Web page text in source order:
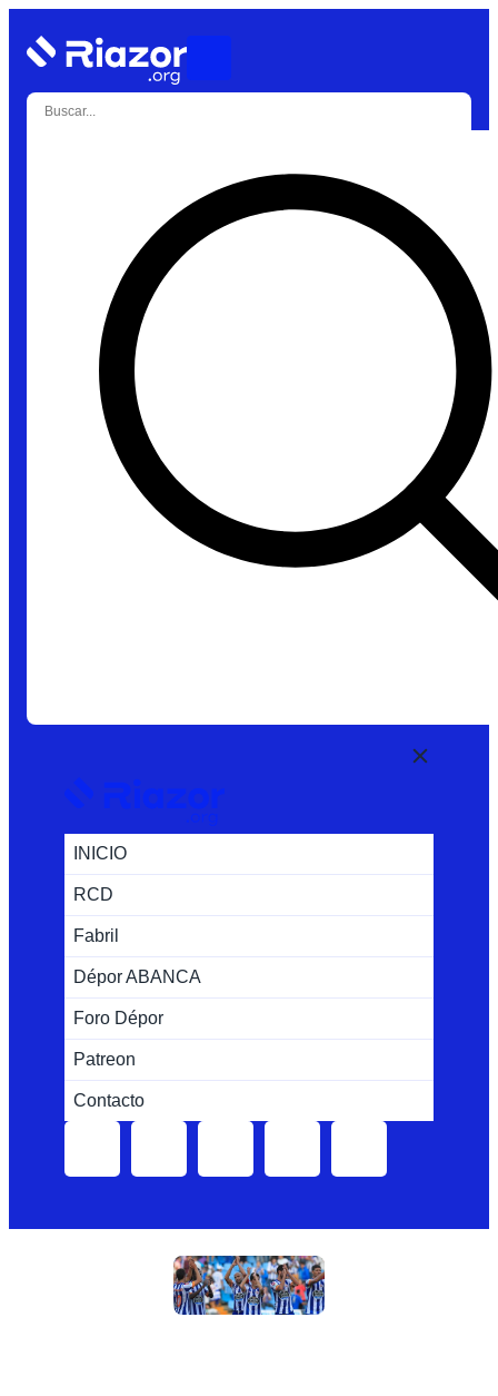
INICIO
RCD
Fabril
Dépor ABANCA
Foro Dépor
Patreon
Contacto